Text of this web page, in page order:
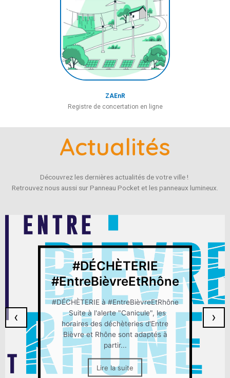
ZAEnR
Registre de concertation en ligne
Actualités
Découvrez les dernières actualités de votre ville !
Retrouvez nous aussi sur Panneau Pocket et les panneaux lumineux.
#DÉCHÈTERIE
#EntreBièvreEtRhône
#DÉCHÈTERIE à #EntreBièvreEtRhône
Suite à l'alerte "Canicule", les
horaires des déchèteries d'Entre
Bièvre et Rhône sont adaptés à
partir...
Lire la suite
‹ ›